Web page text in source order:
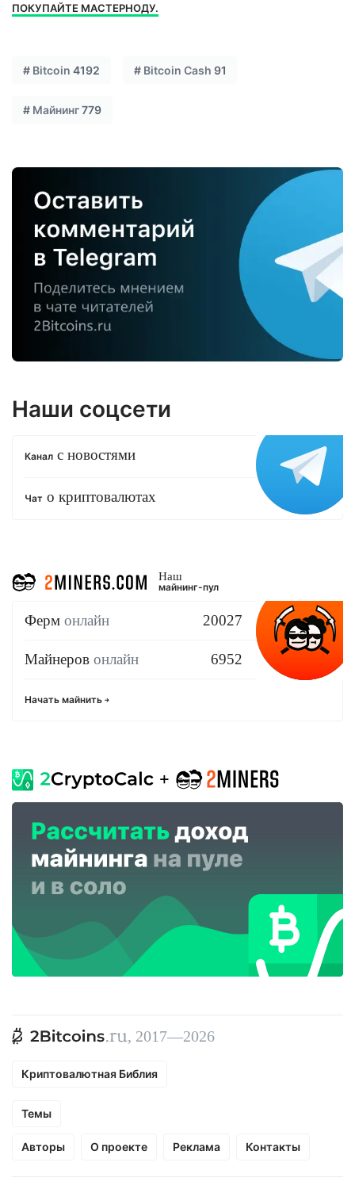
ПОКУПАЙТЕ МАСТЕРНОДУ.
# Bitcoin 4192 # Bitcoin Cash 91
# Майнинг779
Наши соцсети
Канал с новостями
Чат о криптовалютах
Наш
майнинг-пул
Ферм онлайн 20027
Майнеров онлайн 6952
Начать майнить
, 2017—2026
Криптовалютная Библия
Темы
Авторы О проекте Реклама Контакты